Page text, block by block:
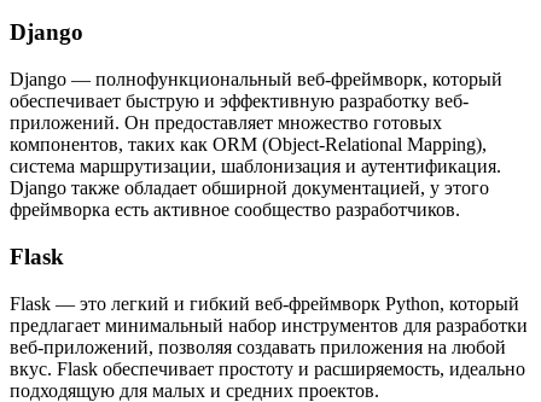
Django
Django — полнофункциональный веб-фреймворк, который
обеспечивает быструю и эффективную разработку веб-
приложений. Он предоставляет множество готовых
компонентов, таких как ORM (Object-Relational Mapping),
система маршрутизации, шаблонизация и аутентификация.
Django также обладает обширной документацией, у этого
фреймворка есть активное сообщество разработчиков.
Flask
Flask — это легкий и гибкий веб-фреймворк Python, который
предлагает минимальный набор инструментов для разработки
веб-приложений, позволяя создавать приложения на любой
вкус. Flask обеспечивает простоту и расширяемость, идеально
подходящую для малых и средних проектов.